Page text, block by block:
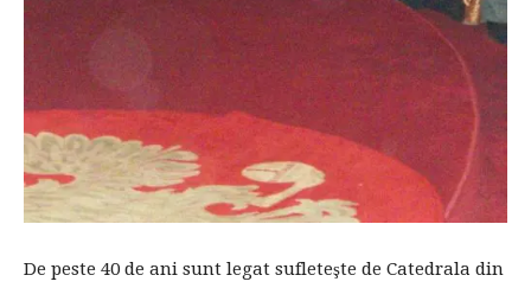
De peste 40 de ani sunt legat sufleteşte de Catedrala din